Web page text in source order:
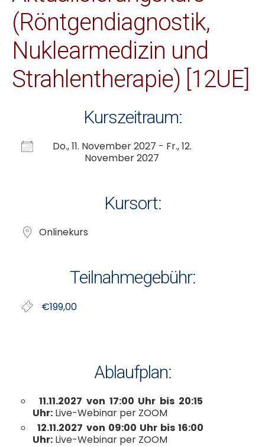
(Röntgendiagnostik,
Nuklearmedizin und
Strahlentherapie) [12UE]
Kurszeitraum:
Do., 11. November 2027 - Fr., 12.
November 2027
Kursort:
Onlinekurs
Teilnahmegebühr:
€199,00
Ablaufplan:
11.11.2027 von 17:00 Uhr bis 20:15
Uhr: Live-Webinar per ZOOM
12.11.2027 von 09:00 Uhr bis 16:00
Uhr: Live-Webinar per ZOOM